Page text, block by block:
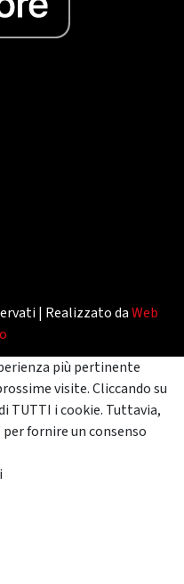
| Realizzato daWeb
più pertinente
visite. Cliccando su
TUTTI i cookie. Tuttavia,
fornire un consenso